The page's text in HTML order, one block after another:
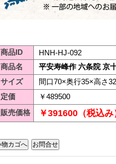
商品ID
HNH-HJ-092
商品名
平安寿峰作 六条院 京
サイズ
間口70×奥行35×高さ
定価
￥489500
販売価格
￥391600（税込み